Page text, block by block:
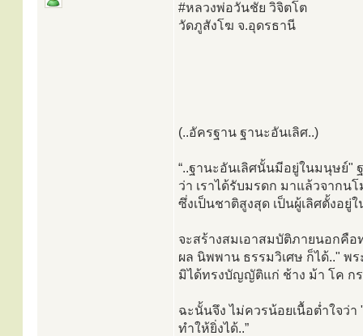
#หลวงพ่อวันชัย วิจิตโต
วัดภูสังโฆ จ.อุดรธานี
(..อัครฐาน ฐานะอันเลิศ..)
“..ฐานะอันเลิศนั้นมีอยู่ในมนุษย์"
ว่า เราได้รับมรดก มาแล้วจากน
ซึ่งเป็นชาติสูงสุด เป็นผู้เลิศตั้งอ
จะสร้างสมเอาสมบัติภายนอกคือ
ผล นิพพาน ธรรมวิเศษ ก็ได้.."
มิได้ทรงบัญญัติแก่ ช้าง ม้า โค ก
ฉะนั้นจึง ไม่ควรน้อยเนื้อตํ่าใจว่
ทำให้ยิ่งได้..”